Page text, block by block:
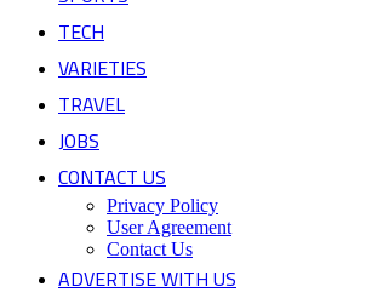
TECH
VARIETIES
TRAVEL
JOBS
CONTACT US
Privacy Policy
User Agreement
Contact Us
ADVERTISE WITH US